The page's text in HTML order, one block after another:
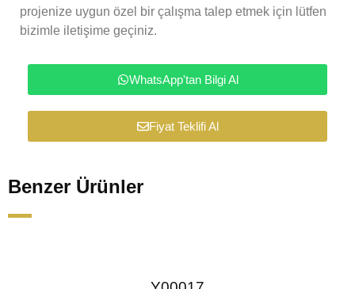
projenize uygun özel bir çalışma talep etmek için lütfen
bizimle iletişime geçiniz.
WhatsApp'tan Bilgi Al
Fiyat Teklifi Al
Benzer Ürünler